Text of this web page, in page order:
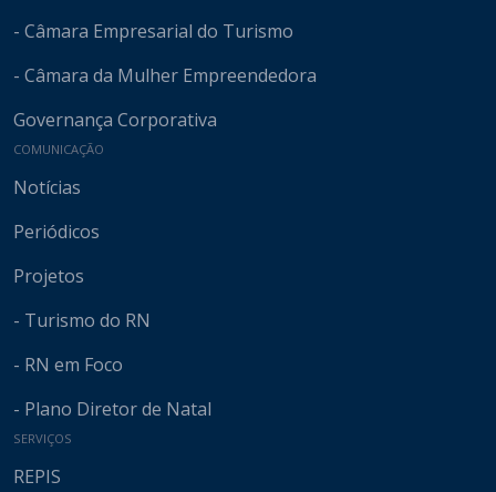
- Câmara Empresarial do Turismo
- Câmara da Mulher Empreendedora
Governança Corporativa
COMUNICAÇÃO
Notícias
Periódicos
Projetos
- Turismo do RN
- RN em Foco
- Plano Diretor de Natal
SERVIÇOS
REPIS